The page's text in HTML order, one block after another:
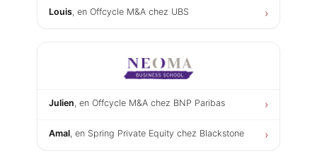
Louis, en Offcycle M&A chez UBS ›
Julien, en Offcycle M&A chez BNP Paribas ›
Amal, en Spring Private Equity chez Blackstone ›